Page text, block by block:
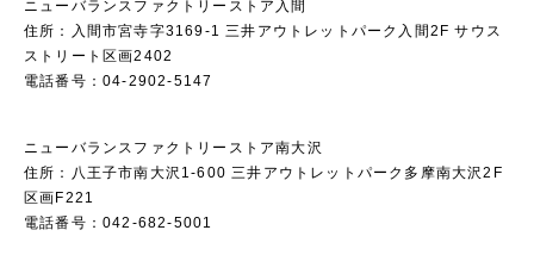
ニューバランスファクトリーストア入間
住所：入間市宮寺字3169-1 三井アウトレットパーク入間2F サウス
ストリート区画2402
電話番号：04-2902-5147
ニューバランスファクトリーストア南大沢
住所：八王子市南大沢1-600 三井アウトレットパーク多摩南大沢2F
区画F221
電話番号：042-682-5001